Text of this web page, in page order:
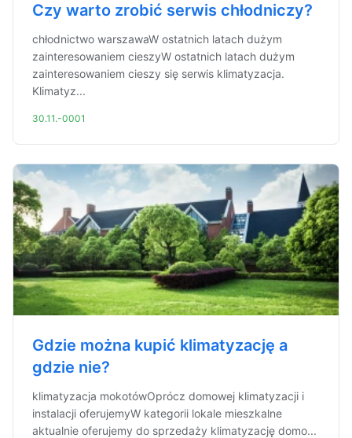
Czy warto zrobić serwis chłodniczy?
chłodnictwo warszawaW ostatnich latach dużym
zainteresowaniem cieszyW ostatnich latach dużym
zainteresowaniem cieszy się serwis klimatyzacja.
Klimatyz...
30.11.-0001
Gdzie można kupić klimatyzację a
gdzie nie?
klimatyzacja mokotówOprócz domowej klimatyzacji i
instalacji oferujemyW kategorii lokale mieszkalne
aktualnie oferujemy do sprzedaży klimatyzację domo...